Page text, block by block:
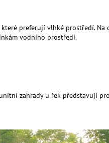
preferují vlhké prostředí.
vodního prostředí.
zahrady u řek představují